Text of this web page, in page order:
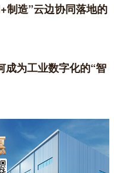
制造”云边协同落地的
成为工业数字化的“智